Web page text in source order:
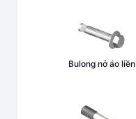
Bulong nở áo liền